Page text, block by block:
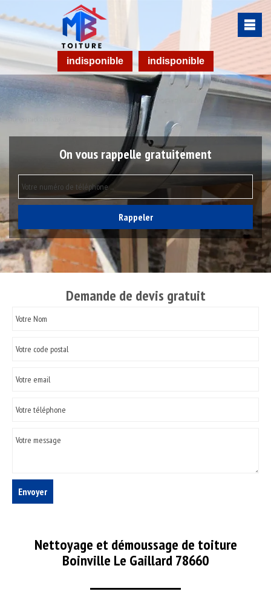
indisponible indisponible
On vous rappelle gratuitement
Demande de devis gratuit
Nettoyage et démoussage de toiture
Boinville Le Gaillard 78660